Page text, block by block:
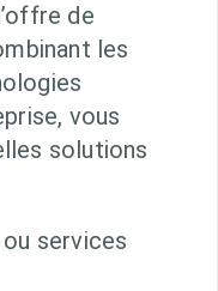
de
les
vous
solutions
services